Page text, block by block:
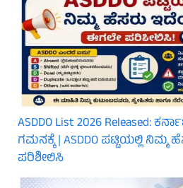
ASDDO List 2026 Released:
ಗಮನಕ್ಕೆ | ASDDO ಪಟ್ಟಿಯಲ್ಲಿ
ಪರಿಶೀಲಿಸಿ